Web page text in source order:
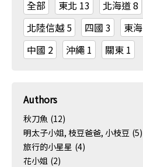
全部
東北 13 北海道8
北陸信越5 四國 3 東海
中國 2 沖繩 1 關東 1
Authors
秋刀魚 (12)
明太子小姐, 枝豆爸爸, 小枝豆 (5)
旅行的小星星 (4)
花小姐 (2)